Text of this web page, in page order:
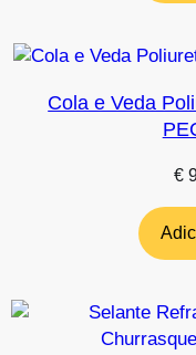
Cola e Veda
€